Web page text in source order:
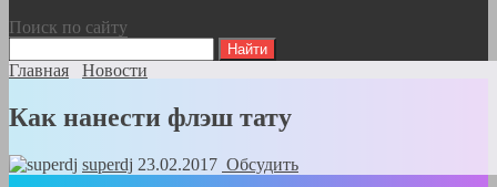
Поиск по сайту
Главная Новости
Как нанести флэш тату
superdj 23.02.2017 Обсудить